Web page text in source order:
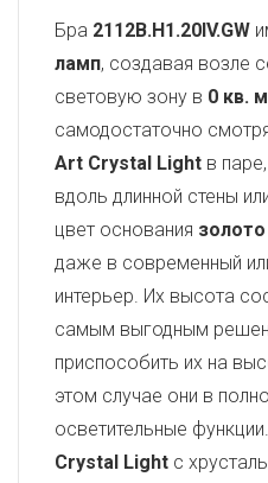
Бра 2112B.H1.20IV.GW
ламп, создавая возле
световую зону в 0 кв. м
самодостаточно
Art Crystal Light в
вдоль длинной стены
цвет основания
даже в современный
интерьер. Их высота
самым выгодным
приспособить их на
этом случае они в
осветительные
Crystal Light с